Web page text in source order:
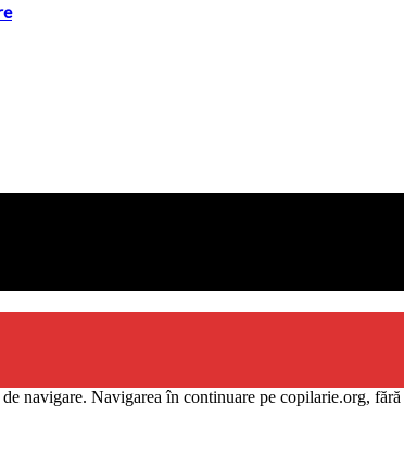
navigare. Navigarea în continuare pe copilarie.org,